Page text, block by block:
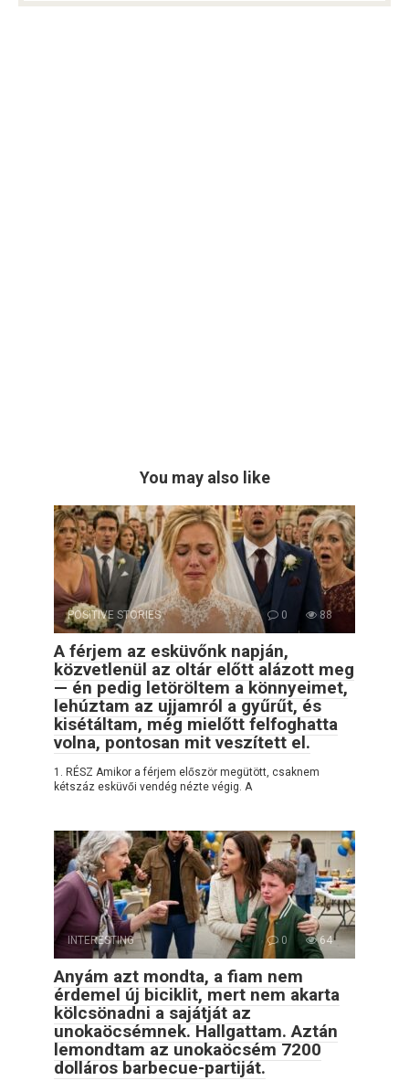
You may also like
POSITIVE STORIES 0 88
A férjem az esküvőnk napján,
közvetlenül az oltár előtt alázott meg
— én pedig letöröltem a könnyeimet,
lehúztam az ujjamról a gyűrűt, és
kisétáltam, még mielőtt felfoghatta
volna, pontosan mit veszített el.
1. RÉSZ Amikor a férjem először megütött, csaknem
kétszáz esküvői vendég nézte végig. A
INTERESTING 0 64
Anyám azt mondta, a fiam nem
érdemel új biciklit, mert nem akarta
kölcsönadni a sajátját az
unokaöcsémnek. Hallgattam. Aztán
lemondtam az unokaöcsém 7200
dolláros barbecue-partiját.